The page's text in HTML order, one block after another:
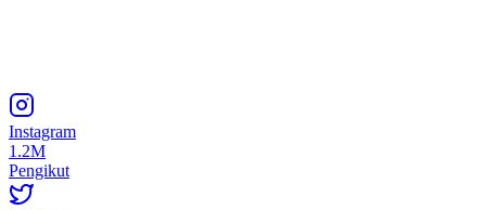
Instagram
1.2M
Pengikut